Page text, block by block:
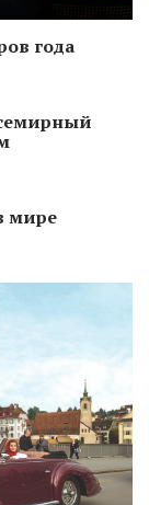
года
мире